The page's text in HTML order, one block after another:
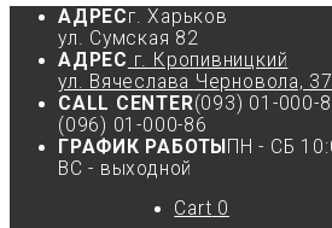
АДРЕСг. Харьков
ул. Сумская 82
АДРЕС г. Кропивницкий
ул. Вячеслава Черновола,
CALL CENTER(093) 01-000-
(096) 01-000-86
ГРАФИК РАБОТЫ ПН - СБ
ВС - выходной
Cart 0